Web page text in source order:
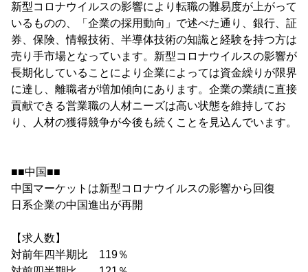
新型コロナウイルスの影響により転職の難易度が上がって
いるものの、「企業の採用動向」で述べた通り、銀行、証
券、保険、情報技術、半導体技術の知識と経験を持つ方は
売り手市場となっています。新型コロナウイルスの影響が
長期化していることにより企業によっては資金繰りが限界
に達し、離職者が増加傾向にあります。企業の業績に直接
貢献できる営業職の人材ニーズは高い状態を維持してお
り、人材の獲得競争が今後も続くことを見込んでいます。
■■中国■■
中国マーケットは新型コロナウイルスの影響から回復
日系企業の中国進出が再開
【求人数】
対前年四半期比 119％